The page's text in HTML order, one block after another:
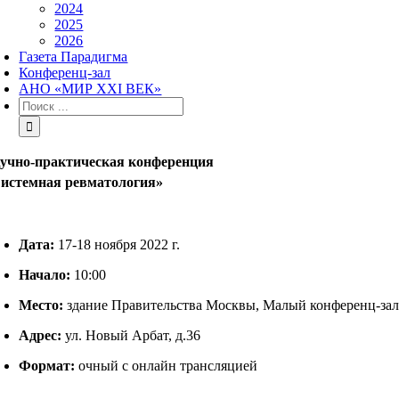
2024
2025
2026
Газета Парадигма
Конференц-зал
АНО «МИР XXI ВЕК»
Результат
поиска:
практическая конференция
ревматология»
Дата: 17-18 ноября 2022 г.
Начало: 10:00
Место:здание Правительства Москвы, Малый конференц-зал
Адрес:ул. Новый Арбат, д.36
Формат: очный с онлайн трансляцией